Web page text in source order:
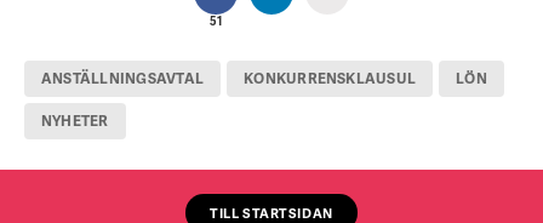
51
ANSTÄLLNINGSAVTAL KONKURRENSKLAUSUL LÖN
NYHETER
TILL STARTSIDAN